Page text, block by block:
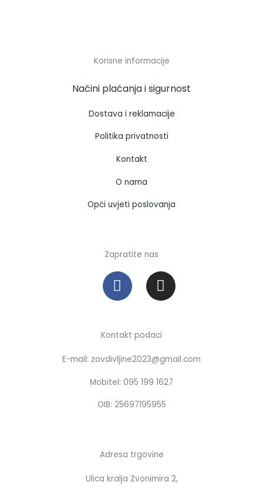
Korisne informacije
Načini plaćanja i sigurnost
Dostava i reklamacije
Politika privatnosti
Kontakt
O nama
Opći uvjeti poslovanja
Zapratite nas
F
a
c
b
o
o
k
I
n
s
a
r
a
m
Kontakt podaci
E-mail: zovdivljine2023@gmail.com
Mobitel: 095 199 1627
OIB: 25697195955
Adresa trgovine
Ulica kralja Zvonimira 2,